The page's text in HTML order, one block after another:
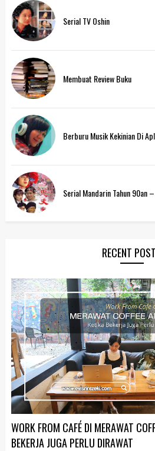
Serial TV Oshin
Membuat Review Buku
Berburu Musik Kekinian Di
Serial Mandarin Tahun 90an
RECENT
WORK FROM CAFÉ DI MERAWAT
BEKERJA JUGA PERLU DIRAWAT